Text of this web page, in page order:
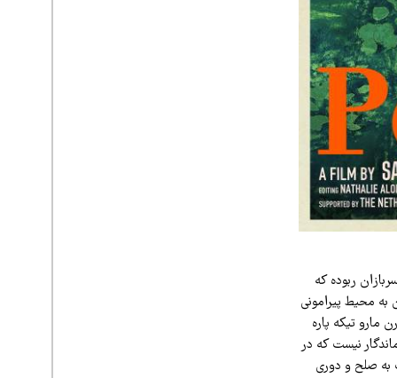
ربوده که
به محیط پیرامونی
مارو تیکه پاره
نیست که در
به صلح و دوری